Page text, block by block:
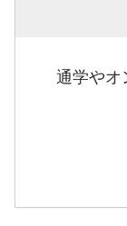
通学やオ